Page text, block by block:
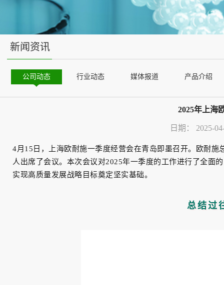
新闻资讯
公司动态 行业动态 媒体报道 产品介绍
2025年上海
日期： 2025-
4月15日，上海欧耐施一季度经营会在青岛即墨召开。欧耐
人出席了会议。本次会议对2025年一季度的工作进行了全面
实现高质量发展战略目标奠定坚实基础。
总结过